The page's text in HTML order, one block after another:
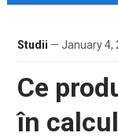
Studii — January 4,
Ce
în